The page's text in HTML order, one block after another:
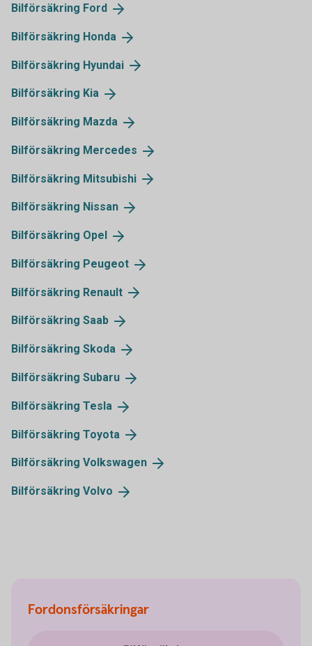
Bilförsäkring Ford
Bilförsäkring Honda
Bilförsäkring Hyundai
Bilförsäkring Kia
Bilförsäkring Mazda
Bilförsäkring Mercedes
Bilförsäkring Mitsubishi
Bilförsäkring Nissan
Bilförsäkring Opel
Bilförsäkring Peugeot
Bilförsäkring Renault
Bilförsäkring Saab
Bilförsäkring Skoda
Bilförsäkring Subaru
Bilförsäkring Tesla
Bilförsäkring Toyota
Bilförsäkring Volkswagen
Bilförsäkring Volvo
Fordonsförsäkringar